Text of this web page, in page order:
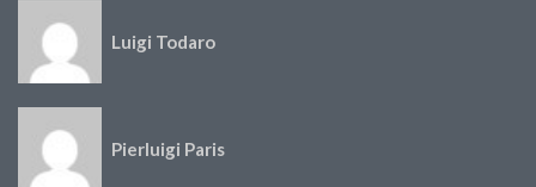
Luigi Todaro
Pierluigi Paris